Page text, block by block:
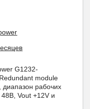
G1232-
module
рабочих
Vout +12V и